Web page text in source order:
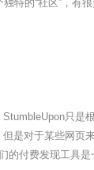
特的“社区”，有
只是
是对于某些网页
的付费发现工具